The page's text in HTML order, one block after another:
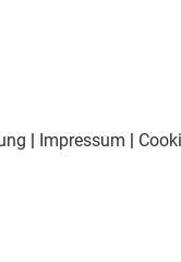
Impressum